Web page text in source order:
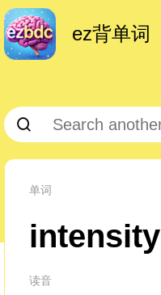
ez背单词
单词
intensity
读音